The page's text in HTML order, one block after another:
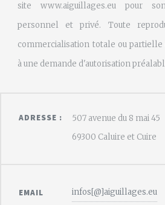
site www.aiguillages.eu pour
personnel et privé. Toute
commercialisation totale ou partielle
à une demande d'autorisation
ADRESSE :
507 avenue du 8 mai 45
69300 Caluire et Cuire
EMAIL infos[@]aiguillages.eu